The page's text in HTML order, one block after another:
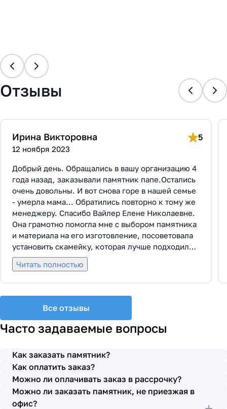
Отзывы
Ирина Викторовна 5
12 ноября 2023
Добрый день. Обращались в вашу организацию 4
года назад, заказывали памятник папе.Остались
очень довольны. И вот снова горе в нашей семье
- умерла мама... Обратились повторно к тому же
менеджеру. Спасибо Вайлер Елене Николаевне.
Она грамотно помогла мне с выбором памятника
и материала на его изготовление, посоветовала
установить скамейку, которая лучше подходила
по общему дизайну. Вышли на улицу, посмотрели
представленные варианты, я определилась с
все этапы которого были выполнены вовремя и
без нареканий с нашей стороны, все наши
просьбы учтены. В первое наше обращение мы
бригада Головачёва Владимира. Поэтому и в этот
раз я поросила, если можно, то назначить эту же
бригаду. Мне пошли на встречу, спасибо. Ребята
работают спокойно, но в тоже время, соблюдая
всю технологию, работаю слаженно и
Читать полностью
Все отзывы
Часто задаваемые вопросы
Как заказать памятник?
Как оплатить заказ?
Можно ли оплачивать заказ в рассрочку?
Можно ли заказать памятник, не приезжая в
офис?